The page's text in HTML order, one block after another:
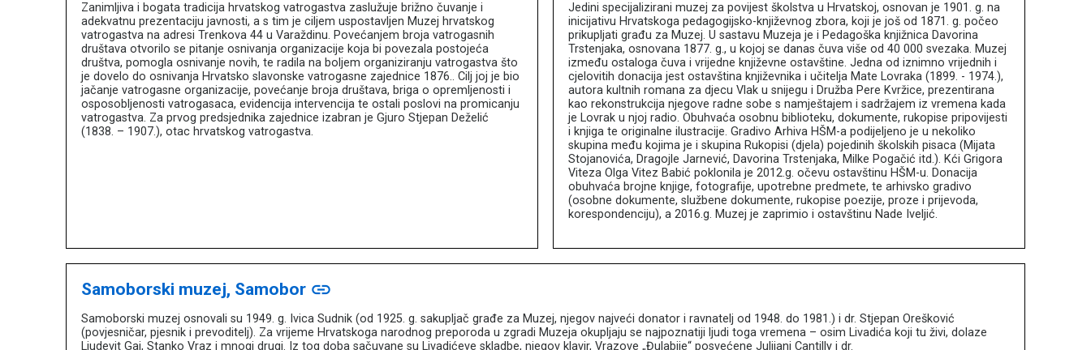
Zanimljiva i bogata tradicija hrvatskog vatrogastva zaslužuje brižno čuvanje i
adekvatnu prezentaciju javnosti, a s tim je ciljem uspostavljen Muzej hrvatskog
vatrogastva na adresi Trenkova 44 u Varaždinu. Povećanjem broja vatrogasnih
društava otvorilo se pitanje osnivanja organizacije koja bi povezala postojeća
društva, pomogla osnivanje novih, te radila na boljem organiziranju vatrogastva što
je dovelo do osnivanja Hrvatsko slavonske vatrogasne zajednice 1876.. Cilj joj je bio
jačanje vatrogasne organizacije, povećanje broja društava, briga o opremljenosti i
osposobljenosti vatrogasaca, evidencija intervencija te ostali poslovi na promicanju
vatrogastva. Za prvog predsjednika zajednice izabran je Gjuro Stjepan Deželić
(1838. – 1907.), otac hrvatskog vatrogastva.
Jedini specijalizirani muzej za povijest školstva u Hrvatskoj, osnovan je 1901. g. na
inicijativu Hrvatskoga pedagogijsko-književnog zbora, koji je još od 1871. g. počeo
prikupljati građu za Muzej. U sastavu Muzeja je i Pedagoška knjižnica Davorina
Trstenjaka, osnovana 1877. g., u kojoj se danas čuva više od 40 000 svezaka. Muzej
između ostaloga čuva i vrijedne književne ostavštine. Jedna od iznimno vrijednih i
cjelovitih donacija jest ostavština književnika i učitelja Mate Lovraka (1899. - 1974.),
autora kultnih romana za djecu Vlak u snijegu i Družba Pere Kvržice, prezentirana
kao rekonstrukcija njegove radne sobe s namještajem i sadržajem iz vremena kada
je Lovrak u njoj radio. Obuhvaća osobnu biblioteku, dokumente, rukopise pripovijesti
i knjiga te originalne ilustracije. Gradivo Arhiva HŠM-a podijeljeno je u nekoliko
skupina među kojima je i skupina Rukopisi (djela) pojedinih školskih pisaca (Mijata
Stojanovića, Dragojle Jarnević, Davorina Trstenjaka, Milke Pogačić itd.). Kći Grigora
Viteza Olga Vitez Babić poklonila je 2012.g. očevu ostavštinu HŠM-u. Donacija
obuhvaća brojne knjige, fotografije, upotrebne predmete, te arhivsko gradivo
(osobne dokumente, službene dokumente, rukopise poezije, proze i prijevoda,
korespondenciju), a 2016.g. Muzej je zaprimio i ostavštinu Nade Iveljić.
Samoborski muzej, Samobor link
Samoborski muzej osnovali su 1949. g. Ivica Sudnik (od 1925. g. sakupljač građe za Muzej, njegov najveći donator i ravnatelj od 1948. do 1981.) i dr. Stjepan Orešković
(povjesničar, pjesnik i prevoditelj). Za vrijeme Hrvatskoga narodnog preporoda u zgradi Muzeja okupljaju se najpoznatiji ljudi toga vremena – osim Livadića koji tu živi, dolaze
Ljudevit Gaj, Stanko Vraz i mnogi drugi. Iz tog doba sačuvane su Livadićeve skladbe, njegov klavir, Vrazove „Đulabije“ posvećene Julijani Cantilly i dr.